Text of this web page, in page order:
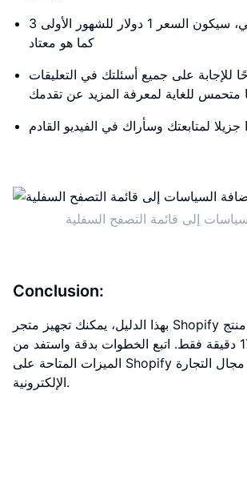
في الوقت الحالي، سيكون السعر 1 دولار للشهور الأولى 3
كما هو معتاد
للإجابة على جميع أسئلتك في التعليقات
متحمس للغاية لمعرفة المزيد عن تقدمك
لمتابعتك وسأراك في الفيديو القادم
إلى قائمة التصفح السفلية
Conclusion:
بهذا الدليل، يمكنك تجهيز متجر Shopify الخاص بك لبيع منتج
واحد في 17 دقيقة فقط. اتبع الخطوات بدقة واستفد من
الميزات المتاحة على Shopify لتحقيق النجاح في مجال التجارة
الإلكترونية.